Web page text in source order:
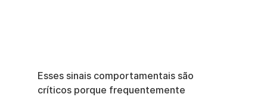
Esses sinais comportamentais são
críticos porque frequentemente